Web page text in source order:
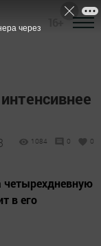
1084 0 0
четырехдневную
в его
через